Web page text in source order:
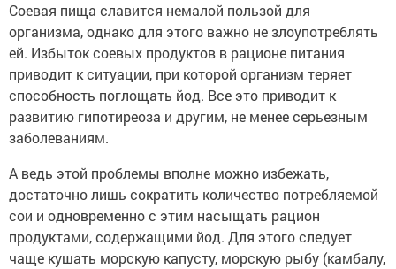
Соевая пища славится немалой пользой для
организма, однако для этого важно не злоупотреблять
ей. Избыток соевых продуктов в рационе питания
приводит к ситуации, при которой организм теряет
способность поглощать йод. Все это приводит к
развитию гипотиреоза и другим, не менее серьезным
заболеваниям.
А ведь этой проблемы вполне можно избежать,
достаточно лишь сократить количество потребляемой
сои и одновременно с этим насыщать рацион
продуктами, содержащими йод. Для этого следует
чаще кушать морскую капусту, морскую рыбу (камбалу,